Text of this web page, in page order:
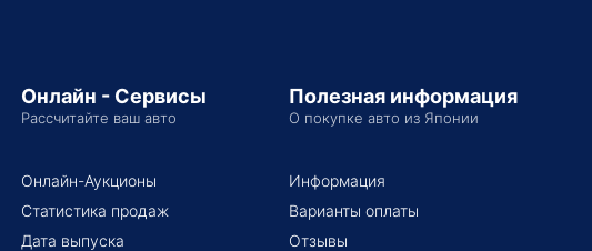
Онлайн - Сервисы
Рассчитайте ваш авто
Онлайн-Аукционы
Статистика продаж
Дата выпуска
Полезная информация
О покупке авто из Японии
Информация
Варианты оплаты
Отзывы